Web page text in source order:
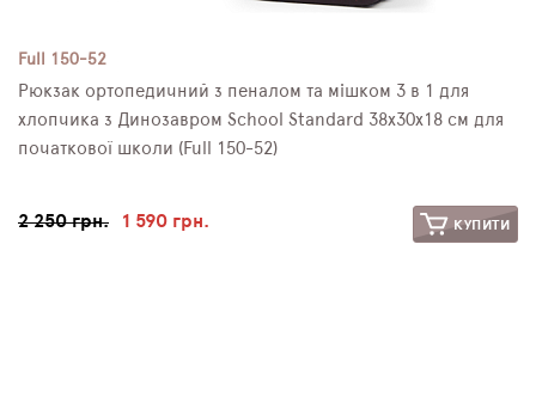
Full 150-52
Рюкзак ортопедичний з пеналом та мішком 3 в 1 для
хлопчика з Динозавром School Standard 38х30х18 см для
початкової школи (Full 150-52)
2 250 грн. 1 590 грн. КУПИТИ